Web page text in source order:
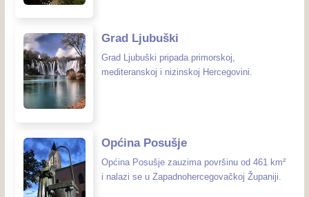
Grad Ljubuški
Grad Ljubuški pripada primorskoj,
mediteranskoj i nizinskoj Hercegovini.
Općina Posušje
Općina Posušje zauzima površinu od 461 km²
i nalazi se u Zapadnohercegovačkoj Županiji.